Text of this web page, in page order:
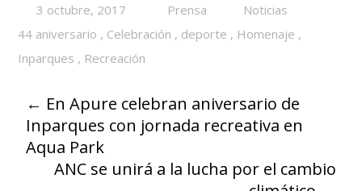
3 octubre, 2017 Prensa
Noticias
44 aniversario , Celebración , deporte , Homenaje ,
Inparques , Recreación
← En Apure celebran aniversario de
Inparques con jornada recreativa en
Aqua Park
ANC se unirá a la lucha por el cambio